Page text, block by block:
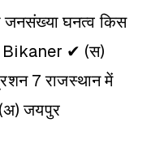
जनसंख्या घनत्व किस
Bikaner ✔ (स)
7 राजस्थान में
(अ) जयपुर